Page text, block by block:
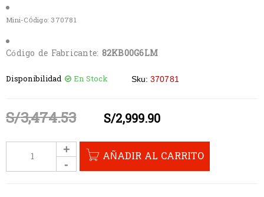
Mini-Código: 370781
Código de Fabricante: 82KB00G6LM
Disponibilidad En Stock Sku: 370781
S/3,474.53 S/2,999.90
AÑADIR AL CARRITO